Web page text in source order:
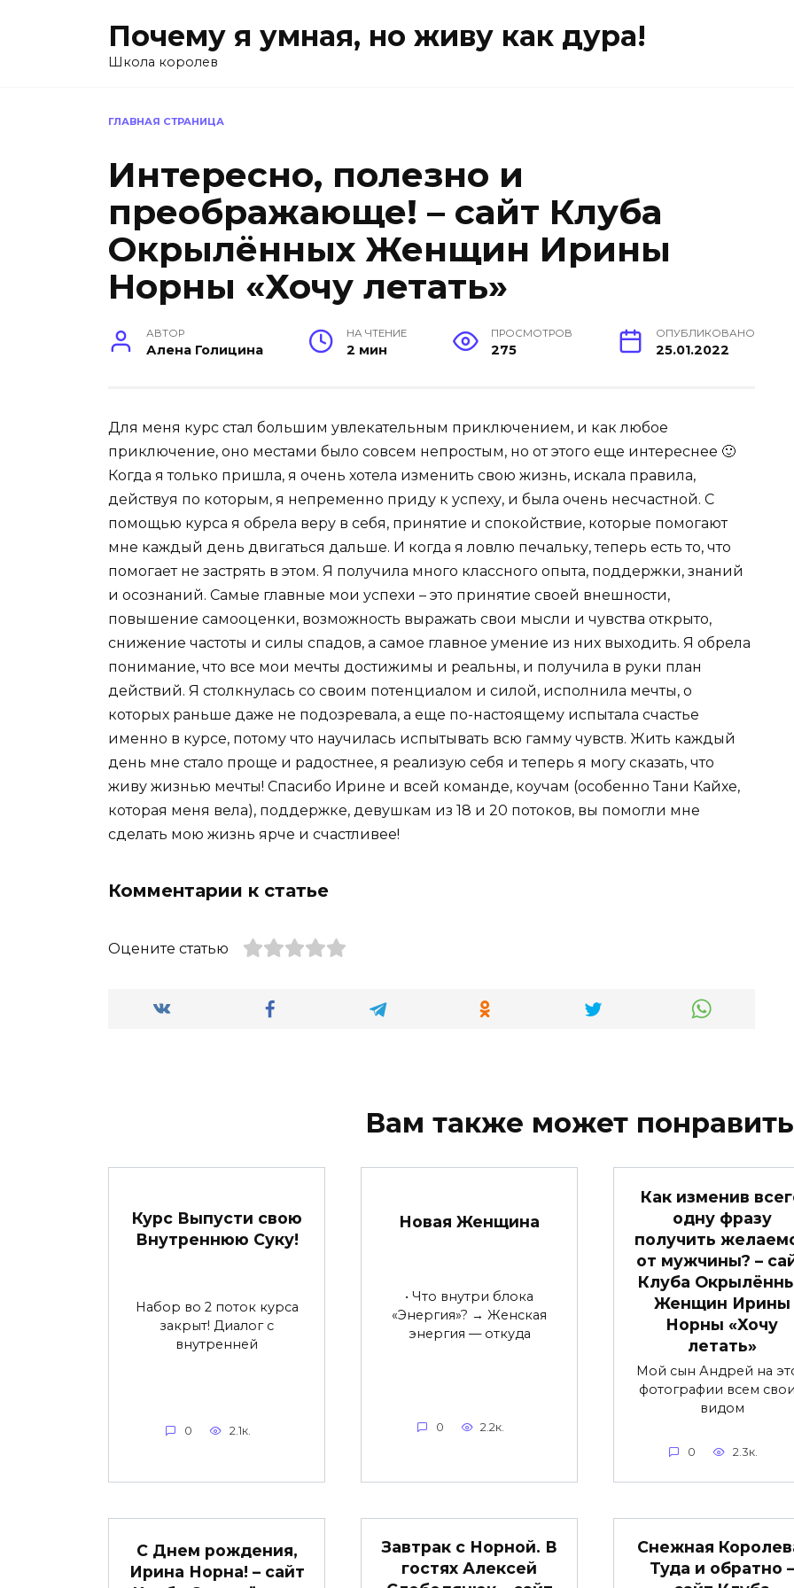
Почему я умная, но живу как дура!
Школа королев
ГЛАВНАЯ СТРАНИЦА
Интересно, полезно и
преображающе! – сайт Клуба
Окрылённых Женщин Ирины
Норны «Хочу летать»
АВТОР
Алена Голицина
НА ЧТЕНИЕ
2 мин
ПРОСМОТРОВ
275
ОПУБЛИКОВАНО
25.01.2022
Для меня курс стал большим увлекательным приключением, и как любое
приключение, оно местами было совсем непростым, но от этого еще интереснее 🙂
Когда я только пришла, я очень хотела изменить свою жизнь, искала правила,
действуя по которым, я непременно приду к успеху, и была очень несчастной. С
помощью курса я обрела веру в себя, принятие и спокойствие, которые помогают
мне каждый день двигаться дальше. И когда я ловлю печальку, теперь есть то, что
помогает не застрять в этом. Я получила много классного опыта, поддержки, знаний
и осознаний. Самые главные мои успехи – это принятие своей внешности,
повышение самооценки, возможность выражать свои мысли и чувства открыто,
снижение частоты и силы спадов, а самое главное умение из них выходить. Я обрела
понимание, что все мои мечты достижимы и реальны, и получила в руки план
действий. Я столкнулась со своим потенциалом и силой, исполнила мечты, о
которых раньше даже не подозревала, а еще по-настоящему испытала счастье
именно в курсе, потому что научилась испытывать всю гамму чувств. Жить каждый
день мне стало проще и радостнее, я реализую себя и теперь я могу сказать, что
живу жизнью мечты! Спасибо Ирине и всей команде, коучам (особенно Тани Кайхе,
которая меня вела), поддержке, девушкам из 18 и 20 потоков, вы помогли мне
сделать мою жизнь ярче и счастливее!
Комментарии к статье
Оцените статью
Вам также может
Курс Выпусти свою
Внутреннюю Суку!
Набор во 2 поток курса
закрыт! Диалог с
внутренней
0 2.1к.
Новая Женщина
• Что внутри блока
«Энергия»? → Женская
энергия — откуда
0 2.2к.
Как изменив
одну фразу
получить
от мужчины? –
Клуба
Женщин Ирины
Норны «Хочу
летать»
Мой сын Андрей на
фотографии всем
видом
0 2.3к.
С Днем рождения,
Ирина Норна! – сайт
Завтрак с Норной. В
гостях Алексей
Снежная
Туда и обратно –